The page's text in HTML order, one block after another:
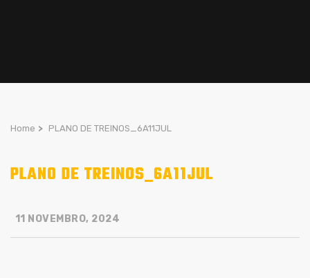
Home > PLANO DE TREINOS_6A11JUL
PLANO DE TREINOS_6A11JUL
11 NOVEMBRO, 2024